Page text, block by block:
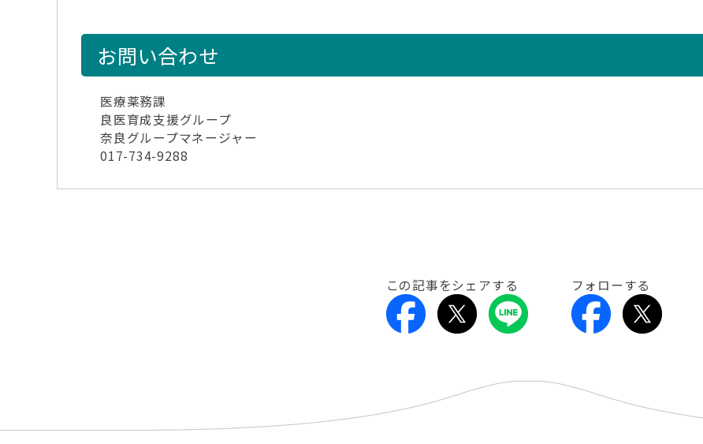
お問い合わせ
医療薬務課
良医育成支援グループ
奈良グループマネージャー
017-734-9288
この記事をシェアする フォローする